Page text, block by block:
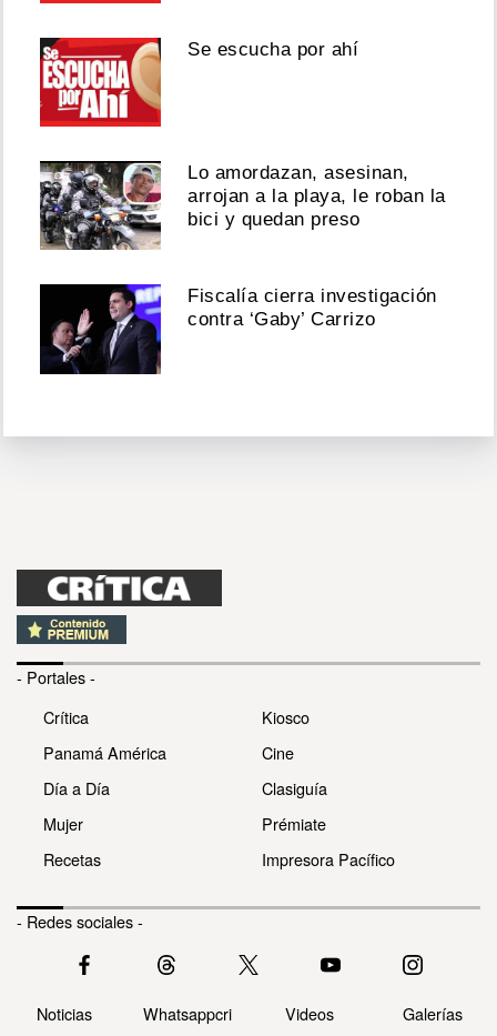
Se escucha por ahí
Lo amordazan, asesinan,
arrojan a la playa, le roban la
bici y quedan preso
Fiscalía cierra investigación
contra ‘Gaby’ Carrizo
- Portales -
Crítica
Panamá América
Día a Día
Mujer
Recetas
Kiosco
Cine
Clasiguía
Prémiate
Impresora Pacífico
- Redes sociales -
Noticias Whatsappcri Videos Galerías